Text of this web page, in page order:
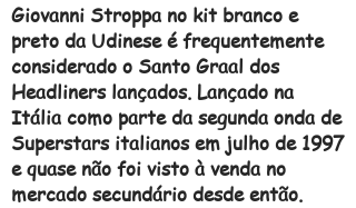
Giovanni Stroppa no kit branco e
preto da Udinese é frequentemente
considerado o Santo Graal dos
Headliners lançados. Lançado na
Itália como parte da segunda onda de
Superstars italianos em julho de 1997
e quase não foi visto à venda no
mercado secundário desde então.